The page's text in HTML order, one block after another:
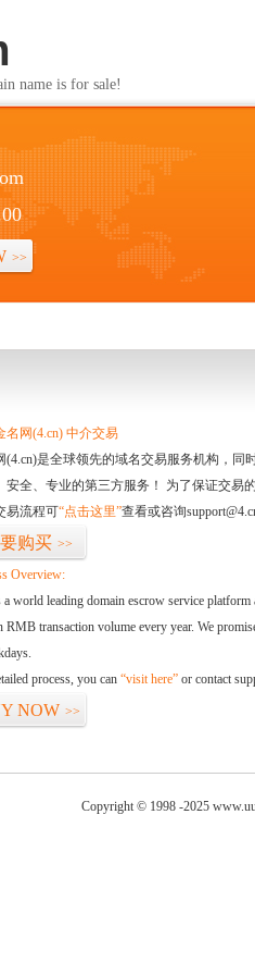
name is for sale!
>>
名网(4.cn) 中介交易
(4.cn)是全球领先的域名交易服务机构，同
安全、专业的第三方服务！ 为了保证交易
易流程可“点击这里”查看或咨询
购买 >>
Overview:
a world leading domain escrow service
RMB transaction volume every year. We
process, you can “visit here” or contact
NOW >>
Copyright © 1998 -2025